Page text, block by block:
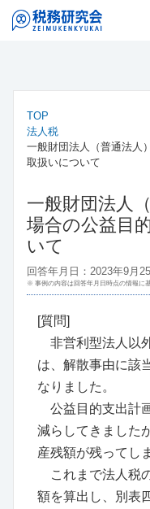
TOP
法人税
一般財団法人（普通法人
取扱いについて
一般財団法人
場合の公益目
いて
回答年月日：2023年9月
※ 事例の内容は回答年月日時点の情報に
[質問]
非営利型法人以
は、解散事由に該
なりました。
公益目的支出計
減らしてきました
産残額が残ってし
これまで法人税
額を算出し、別表